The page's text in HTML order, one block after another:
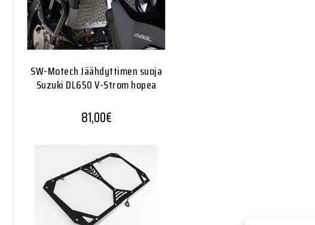
SW-Motech Jäähdyttimen suoja
Suzuki DL650 V-Strom hopea
81,00€